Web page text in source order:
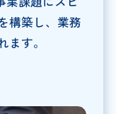
構築し、業務
す。